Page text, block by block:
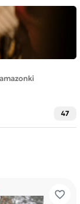
47
favorite_border